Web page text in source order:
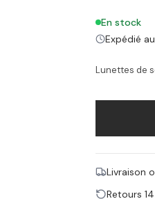
En stock
Expédié
Lunettes de
Livraison
Retours